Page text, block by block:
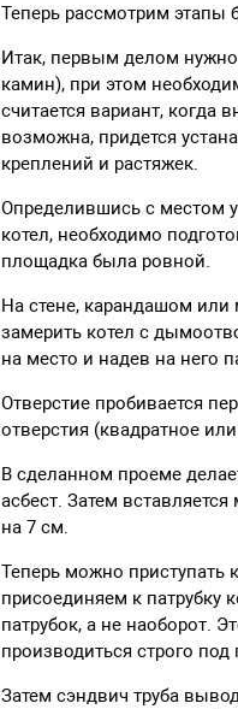
Теперь рассмотрим этапы
Итак, первым делом нужно
камин), при этом
считается вариант, когда
возможна, придется
креплений и растяжек.
Определившись с местом
котел, необходимо
площадка была ровной.
На стене, карандашом
замерить котел с
на место и надев на него
Отверстие пробивается
отверстия (квадратное
В сделанном проеме
асбест. Затем
на 7 см.
Теперь можно приступать
присоединяем к патрубку
патрубок, а не наоборот.
производиться строго
Затем сэндвич труба